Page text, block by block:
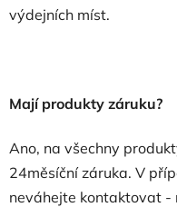
výdejních míst.
Mají produkty záruku?
Ano, na všechny
24měsíční záruka. V
neváhejte kontaktovat -